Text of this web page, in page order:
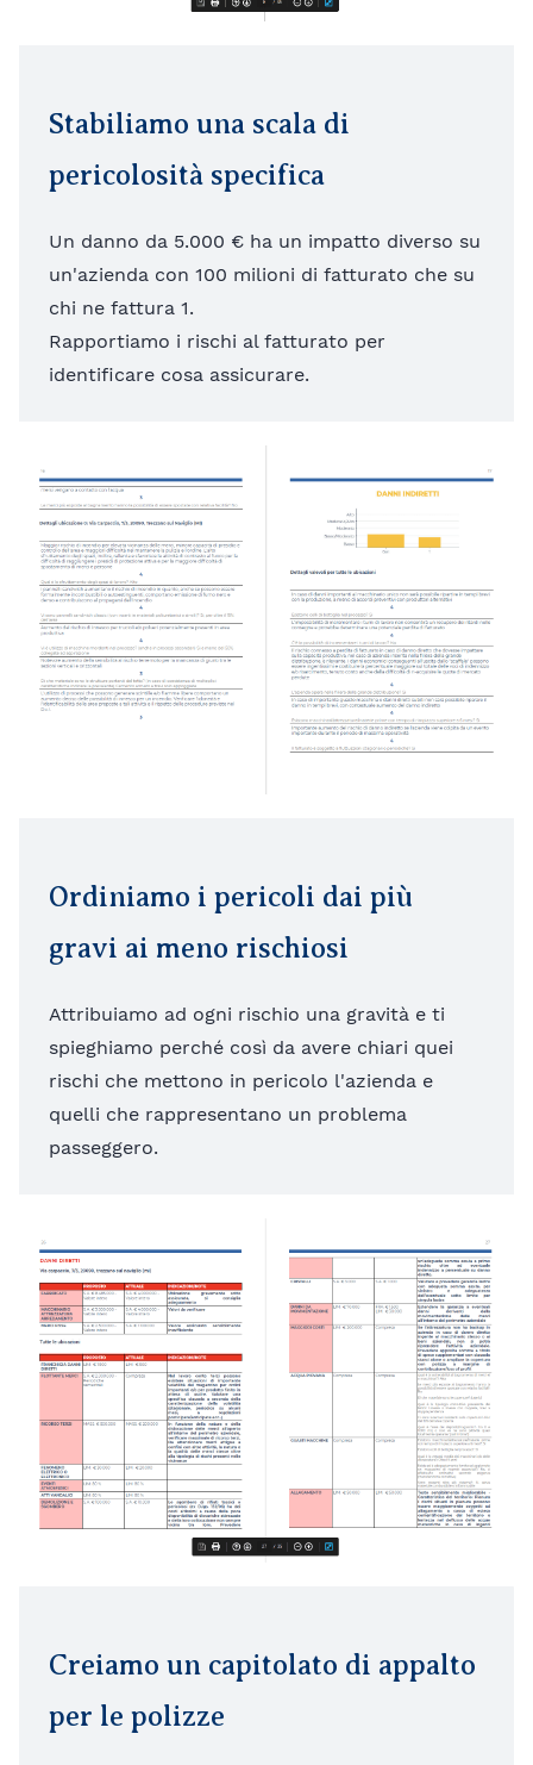
Stabiliamo una scala di
pericolosità specifica
Un danno da 5.000 € ha un impatto diverso su
un'azienda con 100 milioni di fatturato che su
chi ne fattura 1.
Rapportiamo i rischi al fatturato per
identificare cosa assicurare.
Ordiniamo i pericoli dai più
gravi ai meno rischiosi
Attribuiamo ad ogni rischio una gravità e ti
spieghiamo perché così da avere chiari quei
rischi che mettono in pericolo l'azienda e
quelli che rappresentano un problema
passeggero.
Creiamo un capitolato di appalto
per le polizze